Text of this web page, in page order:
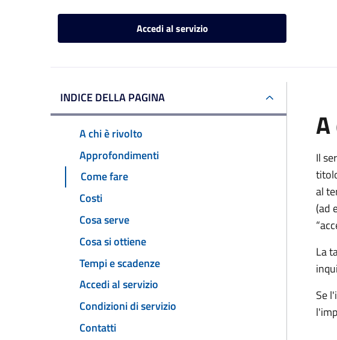
Accedi al servizio
INDICE DELLA PAGINA
A chi è rivolto
Approfondimenti
Come fare
Costi
Cosa serve
Cosa si ottiene
Tempi e scadenze
Accedi al servizio
Condizioni di servizio
Contatti
Il
al
(ad
La
Se